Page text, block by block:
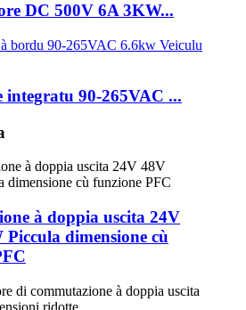
DC 500V 6A 3KW...
integratu 90-265VAC ...
à doppia uscita 24V
Piccula dimensione cù